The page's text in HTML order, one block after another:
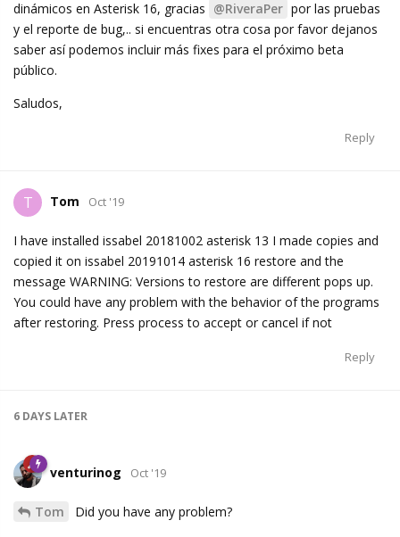
dinámicos en Asterisk 16, gracias @RiveraPer por las pruebas
y el reporte de bug,.. si encuentras otra cosa por favor dejanos
saber así podemos incluir más fixes para el próximo beta
público.
Saludos,
Reply
T Tom Oct '19
I have installed issabel 20181002 asterisk 13 I made copies and
copied it on issabel 20191014 asterisk 16 restore and the
message WARNING: Versions to restore are different pops up.
You could have any problem with the behavior of the programs
after restoring. Press process to accept or cancel if not
Reply
6 DAYS LATER
venturinog Oct '19
Tom Did you have any problem?